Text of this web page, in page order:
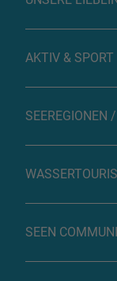
AKTIV & SPORT
SEEREGIONEN
SEEN